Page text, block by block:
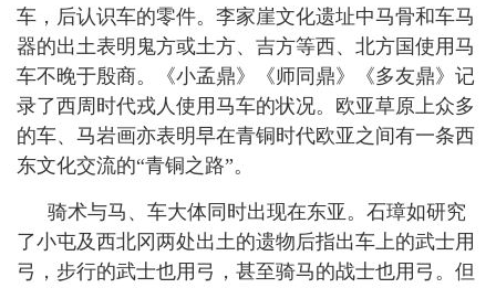
车，后认识车的零件。李家崖文化遗址中马骨和车马
器的出土表明鬼方或土方、吉方等西、北方国使用马
车不晚于殷商。《小孟鼎》《师同鼎》《多友鼎》记
录了西周时代戎人使用马车的状况。欧亚草原上众多
的车、马岩画亦表明早在青铜时代欧亚之间有一条西
东文化交流的“青铜之路”。
骑术与马、车大体同时出现在东亚。石璋如研究
了小屯及西北冈两处出土的遗物后指出车上的武士用
弓，步行的武士也用弓，甚至骑马的战士也用弓。但